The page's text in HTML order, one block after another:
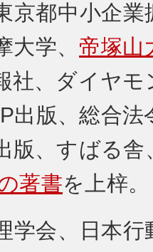
京都中小企業
大学、 帝塚山
社、ダイヤ
出版、総合
版、すばる舎
著書を上梓。
学会、日本